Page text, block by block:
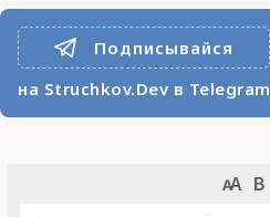
Подписывайся
на Struchkov.Dev в Telegram